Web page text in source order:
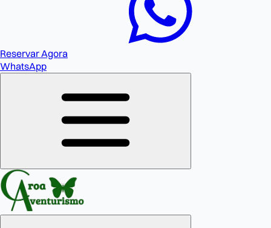
Reservar Agora
WhatsApp